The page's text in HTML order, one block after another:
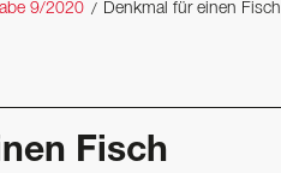
9/2020 Denkmal für einen Fisch
Fisch